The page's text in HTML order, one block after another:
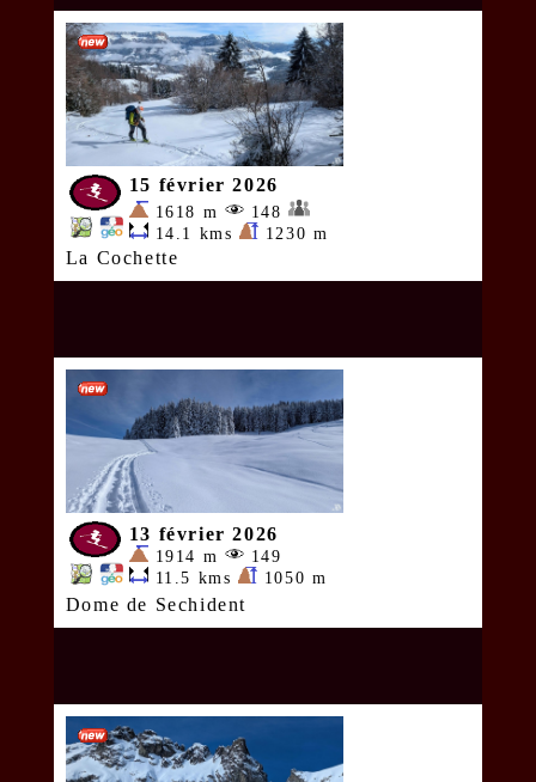
15 février 2026
1618 m
148
14.1 kms
1230 m
La Cochette
13 février 2026
1914 m
149
11.5 kms
1050 m
Dome de Sechident